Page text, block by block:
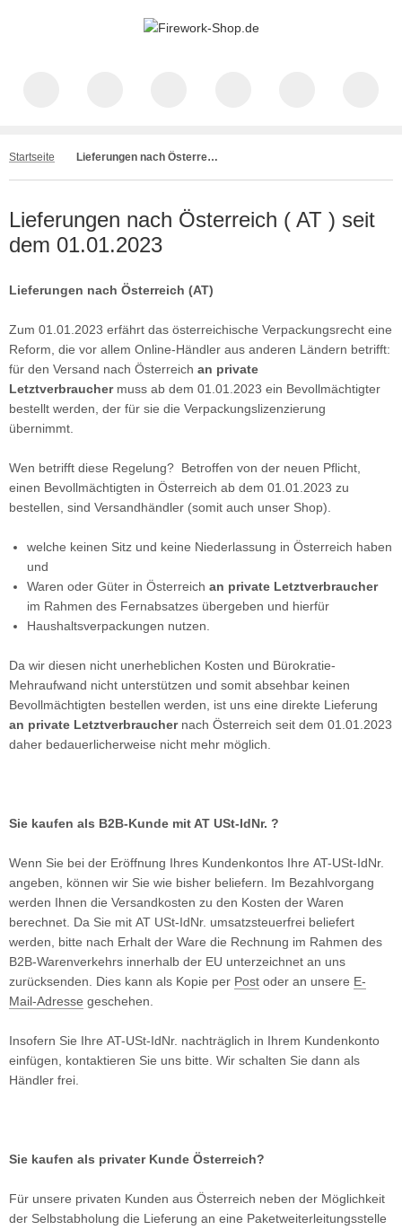
Startseite Lieferungen nach Österreich
Lieferungen nach Österreich ( AT ) seit
dem 01.01.2023
Lieferungen nach Österreich (AT)
Zum 01.01.2023 erfährt das österreichische Verpackungsrecht eine
Reform, die vor allem Online-Händler aus anderen Ländern betrifft:
für den Versand nach Österreich an private
Letztverbraucher muss ab dem 01.01.2023 ein Bevollmächtigter
bestellt werden, der für sie die Verpackungslizenzierung
übernimmt.
Wen betrifft diese Regelung? Betroffen von der neuen Pflicht,
einen Bevollmächtigten in Österreich ab dem 01.01.2023 zu
bestellen, sind Versandhändler (somit auch unser Shop).
welche keinen Sitz und keine Niederlassung in Österreich haben
und
Waren oder Güter in Österreich an private Letztverbraucher
im Rahmen des Fernabsatzes übergeben und hierfür
Haushaltsverpackungen nutzen.
Da wir diesen nicht unerheblichen Kosten und Bürokratie-
Mehraufwand nicht unterstützen und somit absehbar keinen
Bevollmächtigten bestellen werden, ist uns eine direkte Lieferung
an private Letztverbrauchernach Österreich seit dem 01.01.2023
daher bedauerlicherweise nicht mehr möglich.
Sie kaufen als B2B-Kunde mit AT USt-IdNr. ?
Wenn Sie bei der Eröffnung Ihres Kundenkontos Ihre AT-USt-IdNr.
angeben, können wir Sie wie bisher beliefern. Im Bezahlvorgang
werden Ihnen die Versandkosten zu den Kosten der Waren
berechnet. Da Sie mit AT USt-IdNr. umsatzsteuerfrei beliefert
werden, bitte nach Erhalt der Ware die Rechnung im Rahmen des
B2B-Warenverkehrs innerhalb der EU unterzeichnet an uns
zurücksenden. Dies kann als Kopie per Post oder an unsere E-
Mail-Adresse geschehen.
Insofern Sie Ihre AT-USt-IdNr. nachträglich in Ihrem Kundenkonto
einfügen, kontaktieren Sie uns bitte. Wir schalten Sie dann als
Händler frei.
Sie kaufen als privater Kunde Österreich?
Für unsere privaten Kunden aus Österreich neben der Möglichkeit
der Selbstabholung die Lieferung an eine Paketweiterleitungsstelle